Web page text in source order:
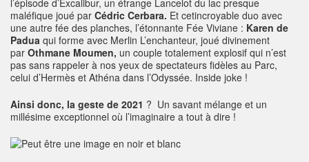
maléfique joué par Cédric Cerbara. Et cetincroyable duo avec
une autre fée des planches, l’étonnante Fée Viviane : Karen de
Padua qui forme avec Merlin L’enchanteur, joué divinement
par Othmane Moumen, un couple totalement explosif qui n’est
pas sans rappeler à nos yeux de spectateurs fidèles au Parc,
celui d’Hermès et Athéna dans l’Odyssée. Inside joke !
Ainsi donc, la geste de 2021 ? Un savant mélange et un
millésime exceptionnel où l’imaginaire a tout à dire !